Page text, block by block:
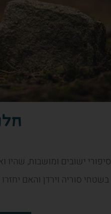
סיפורי ישובים ומושבות, שהיו
בשטחי סוריה וירדן והאם